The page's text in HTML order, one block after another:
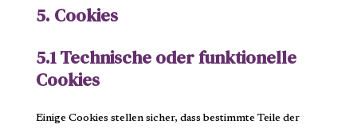
5. Cookies
5.1 Technische oder funktionelle
Cookies
Einige Cookies stellen sicher, dass bestimmte Teile der